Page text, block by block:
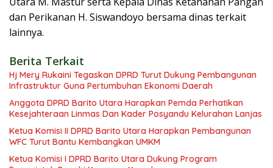
dan Perikanan H. Siswandoyo bersama dinas terkait
lainnya.
Berita Terkait
Hj Mery Rukaini Tegaskan DPRD Turut Dukung Pembangunan
Infrastruktur Guna Pertumbuhan Ekonomi Daerah
Anggota DPRD Barito Utara Harapkan Pemda Perhatikan
Kesejahteraan Linmas Dan Kader Posyandu Kelurahan Lanjas
Ketua Komisi II DPRD Barito Utara Harapkan Pembangunan
WFC Turut Bantu Kembangkan UMKM
Ketua Komisi I DPRD Barito Utara Dukung Program